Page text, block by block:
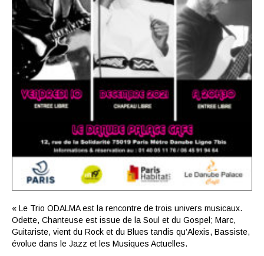
« Le Trio ODALMA est la rencontre de trois univers musicaux.
Odette, Chanteuse est issue de la Soul et du Gospel; Marc,
Guitariste, vient du Rock et du Blues tandis qu’Alexis, Bassiste,
évolue dans le Jazz et les Musiques Actuelles.